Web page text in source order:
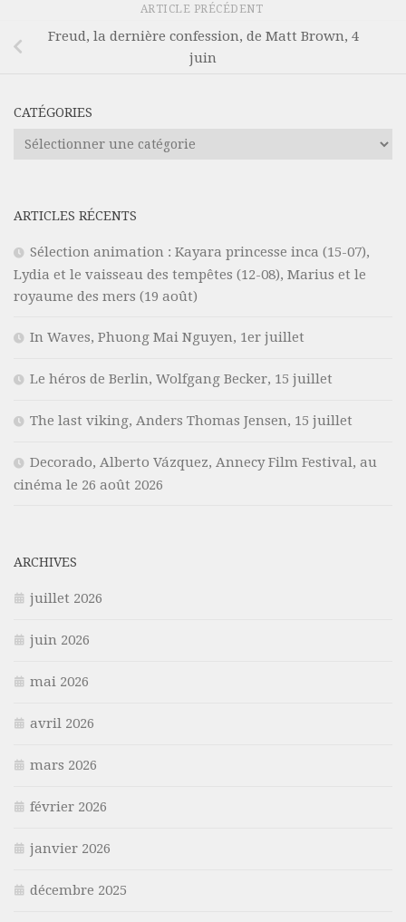
ARTICLE PRÉCÉDENT
Freud, la dernière confession, de Matt Brown, 4
juin
CATÉGORIES
Catégories
ARTICLES RÉCENTS
Sélection animation : Kayara princesse inca (15-07),
Lydia et le vaisseau des tempêtes (12-08), Marius et le
royaume des mers (19 août)
In Waves, Phuong Mai Nguyen, 1er juillet
Le héros de Berlin, Wolfgang Becker, 15 juillet
The last viking, Anders Thomas Jensen, 15 juillet
Decorado, Alberto Vázquez, Annecy Film Festival, au
cinéma le 26 août 2026
ARCHIVES
juillet 2026
juin 2026
mai 2026
avril 2026
mars 2026
février 2026
janvier 2026
décembre 2025